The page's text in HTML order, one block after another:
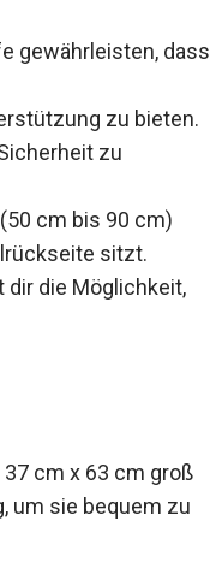
gewährleisten, dass
zu bieten.
zu
cm bis 90 cm)
sitzt.
die Möglichkeit,
cm x 63 cm groß
um sie bequem zu